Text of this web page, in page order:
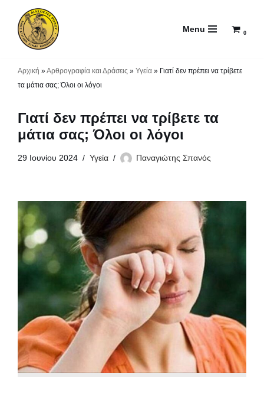
Μεταπηδήστε
Menu 0
Αρχική »Αρθρογραφία και Δράσεις » Υγεία » Γιατί δεν πρέπει να τρίβετε
τα μάτια σας; Όλοι οι λόγοι
Γιατί δεν πρέπει να τρίβετε τα
μάτια σας; Όλοι οι λόγοι
29 Ιουνίου 2024 Υγεία Παναγιώτης Σπανός